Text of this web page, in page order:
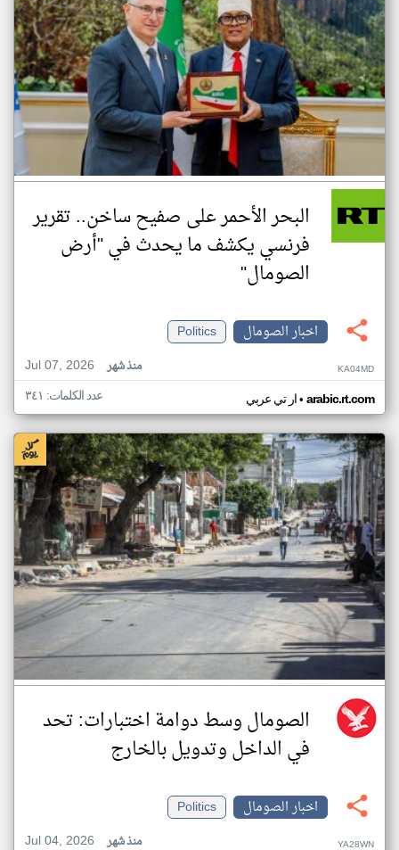
البحر الأحمر على صفيح ساخن.. تقرير
فرنسي يكشف ما يحدث في "أرض
الصومال"
اخبار الصومال
Politics
Jul 07, 2026
منذ شهر KA04MD
ار تي عربي• arabic.rt.com عدد الكلمات: ٣٤١
الصومال وسط دوامة اختبارات: تحد
في الداخل وتدويل بالخارج
اخبار الصومال
Politics
Jul 04, 2026
منذ شهر YA28WN